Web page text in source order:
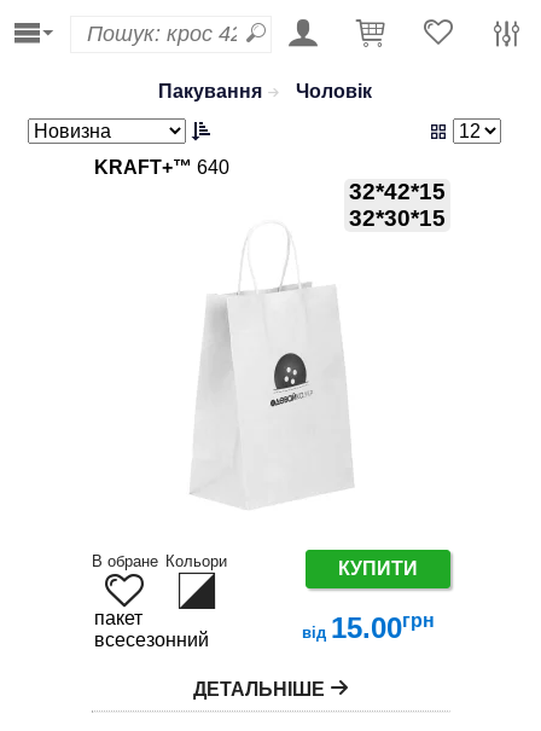
Пакування Чоловік
KRAFT+™ 640
32*42*15
32*30*15
В обране Кольори КУПИТИ
пакет
всесезонний
від 15.00грн
ДЕТАЛЬНІШЕ